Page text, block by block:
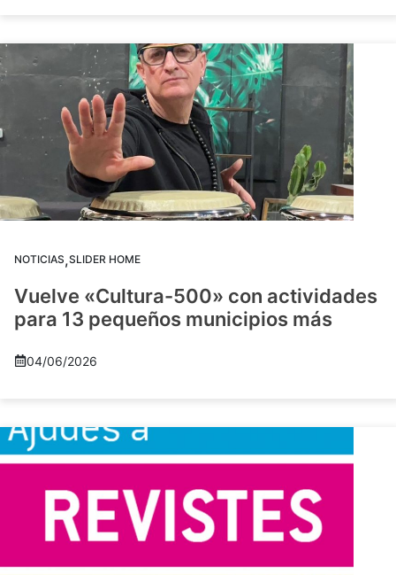
NOTICIAS,SLIDER HOME
Vuelve «Cultura-500» con actividades
para 13 pequeños municipios más
04/06/2026